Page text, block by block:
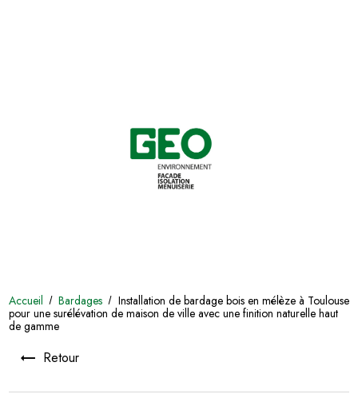
Accueil Bardages
Installation de bardage bois en mélèze à Toulouse
pour une surélévation de maison de ville avec une finition naturelle haut
de gamme
Retour